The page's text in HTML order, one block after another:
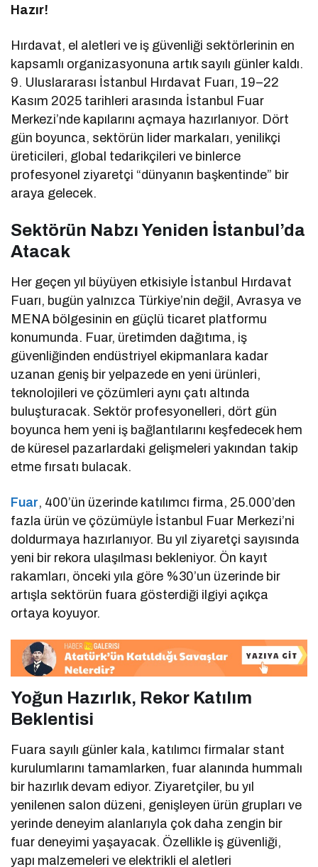
Hazır!
Hırdavat, el aletleri ve iş güvenliği sektörlerinin en
kapsamlı organizasyonuna artık sayılı günler kaldı.
9. Uluslararası İstanbul Hırdavat Fuarı, 19–22
Kasım 2025 tarihleri arasında İstanbul Fuar
Merkezi’nde kapılarını açmaya hazırlanıyor. Dört
gün boyunca, sektörün lider markaları, yenilikçi
üreticileri, global tedarikçileri ve binlerce
profesyonel ziyaretçi “dünyanın başkentinde” bir
araya gelecek.
Sektörün Nabzı Yeniden İstanbul’da
Atacak
Her geçen yıl büyüyen etkisiyle İstanbul Hırdavat
Fuarı, bugün yalnızca Türkiye’nin değil, Avrasya ve
MENA bölgesinin en güçlü ticaret platformu
konumunda. Fuar, üretimden dağıtıma, iş
güvenliğinden endüstriyel ekipmanlara kadar
uzanan geniş bir yelpazede en yeni ürünleri,
teknolojileri ve çözümleri aynı çatı altında
buluşturacak. Sektör profesyonelleri, dört gün
boyunca hem yeni iş bağlantılarını keşfedecek hem
de küresel pazarlardaki gelişmeleri yakından takip
etme fırsatı bulacak.
Fuar, 400’ün üzerinde katılımcı firma, 25.000’den
fazla ürün ve çözümüyle İstanbul Fuar Merkezi’ni
doldurmaya hazırlanıyor. Bu yıl ziyaretçi sayısında
yeni bir rekora ulaşılması bekleniyor. Ön kayıt
rakamları, önceki yıla göre %30’un üzerinde bir
artışla sektörün fuara gösterdiği ilgiyi açıkça
ortaya koyuyor.
Yoğun Hazırlık, Rekor Katılım
Beklentisi
Fuara sayılı günler kala, katılımcı firmalar stant
kurulumlarını tamamlarken, fuar alanında hummalı
bir hazırlık devam ediyor. Ziyaretçiler, bu yıl
yenilenen salon düzeni, genişleyen ürün grupları ve
yerinde deneyim alanlarıyla çok daha zengin bir
fuar deneyimi yaşayacak. Özellikle iş güvenliği,
yapı malzemeleri ve elektrikli el aletleri